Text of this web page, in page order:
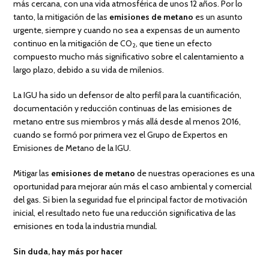
más cercana, con una vida atmosférica de unos 12 años. Por lo
tanto, la mitigación de las emisiones de metano es un asunto
urgente, siempre y cuando no sea a expensas de un aumento
continuo en la mitigación de CO2, que tiene un efecto
compuesto mucho más significativo sobre el calentamiento a
largo plazo, debido a su vida de milenios.
La IGU ha sido un defensor de alto perfil para la cuantificación,
documentación y reducción continuas de las emisiones de
metano entre sus miembros y más allá desde al menos 2016,
cuando se formó por primera vez el Grupo de Expertos en
Emisiones de Metano de la IGU.
Mitigar las emisiones de metano de nuestras operaciones es una
oportunidad para mejorar aún más el caso ambiental y comercial
del gas. Si bien la seguridad fue el principal factor de motivación
inicial, el resultado neto fue una reducción significativa de las
emisiones en toda la industria mundial.
Sin duda, hay más por hacer